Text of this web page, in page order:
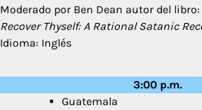
Moderado por Ben Dean autor del libro:
Recover Thyself: A Rational Satanic
Idioma: Inglés
3:00 p.m.
Guatemala